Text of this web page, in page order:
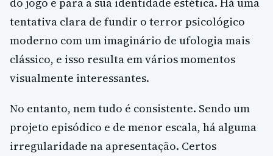
tentativa clara de fundir o terror psicológico
moderno com um imaginário de ufologia mais
clássico, e isso resulta em vários momentos
visualmente interessantes.
No entanto, nem tudo é consistente. Sendo um
projeto episódico e de menor escala, há alguma
irregularidade na apresentação. Certos